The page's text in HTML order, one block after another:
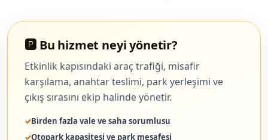
🅿️ Bu hizmet neyi yönetir?
Etkinlik kapısındaki araç trafiği, misafir
karşılama, anahtar teslimi, park yerleşimi ve
çıkış sırasını ekip halinde yönetir.
Birden fazla vale ve saha sorumlusu
Otopark kapasitesi ve park mesafesi